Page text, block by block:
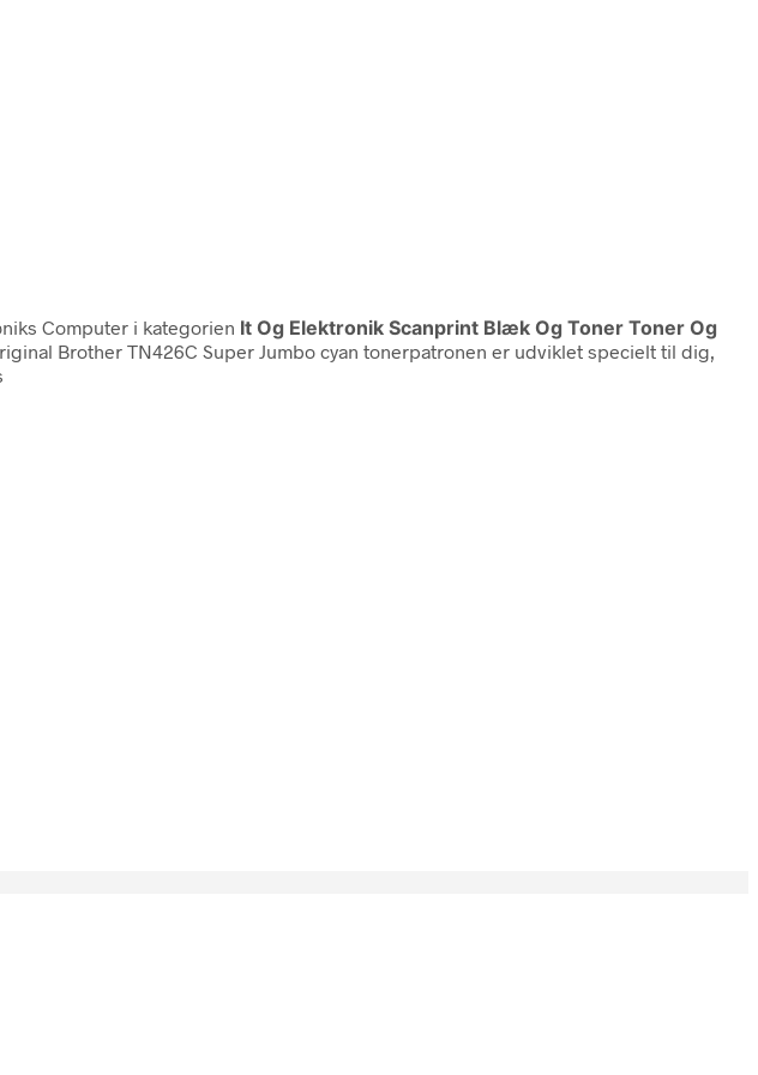
Computer i kategorien It Og Elektronik Scanprint Blæk Og Toner Toner Og
Brother TN426C Super Jumbo cyan tonerpatronen er udviklet specielt til dig,